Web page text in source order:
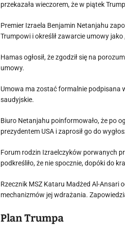
przekazała wieczorem, że w piątek
Premier Izraela Benjamin Netanjahu
Trumpowi i określił zawarcie umowy
Hamas ogłosił, że zgodził się na
umowy.
Umowa ma zostać formalnie podpisana
saudyjskie.
Biuro Netanjahu poinformowało, że po
prezydentem USA i zaprosił go do
Forum rodzin Izraelczyków porwanych
podkreśliło, że nie spocznie, dopóki do
Rzecznik MSZ Kataru Madżed Al-Ansari
mechanizmów jej wdrażania.
Plan Trumpa